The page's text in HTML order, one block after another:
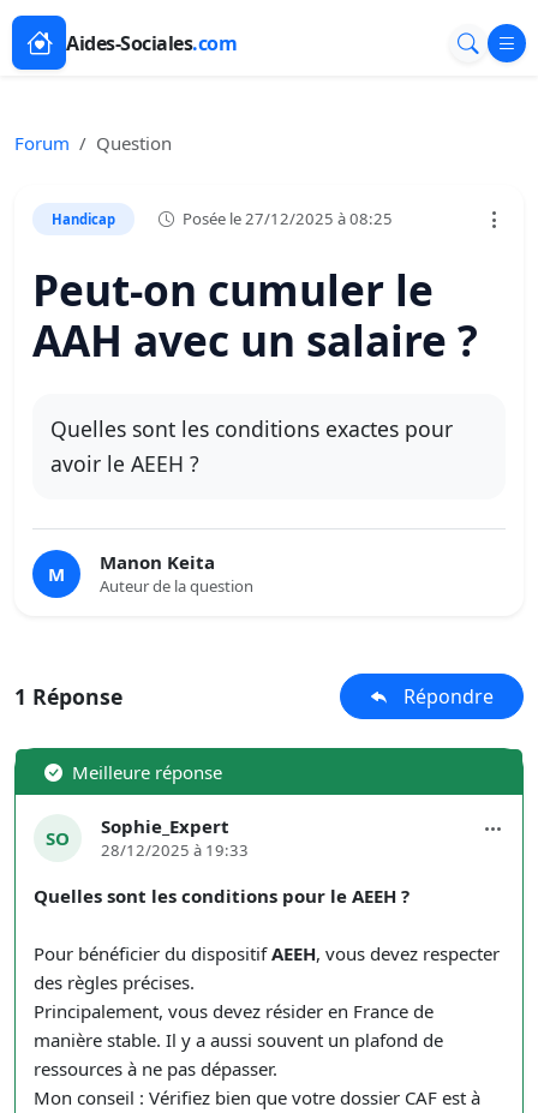
Aides-Sociales.com
Forum Question
Handicap Posée le 27/12/2025 à 08:25
Peut-on cumuler le
AAH avec un salaire ?
Quelles sont les conditions exactes pour
avoir le AEEH ?
M Manon Keita
Auteur de la question
1 Réponse Répondre
Meilleure réponse
SO Sophie_Expert
28/12/2025 à 19:33
Quelles sont les conditions pour le AEEH ?
Pour bénéficier du dispositifAEEH, vous devez respecter
des règles précises.
Principalement, vous devez résider en France de
manière stable. Il y a aussi souvent un plafond de
ressources à ne pas dépasser.
Mon conseil : Vérifiez bien que votre dossier CAF est à